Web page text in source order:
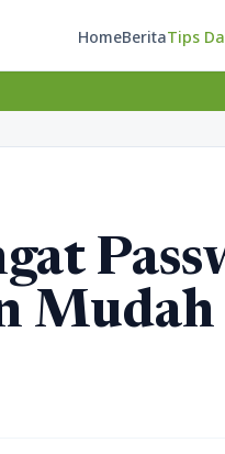
HomeBeritaTips
Ingin
Mudah